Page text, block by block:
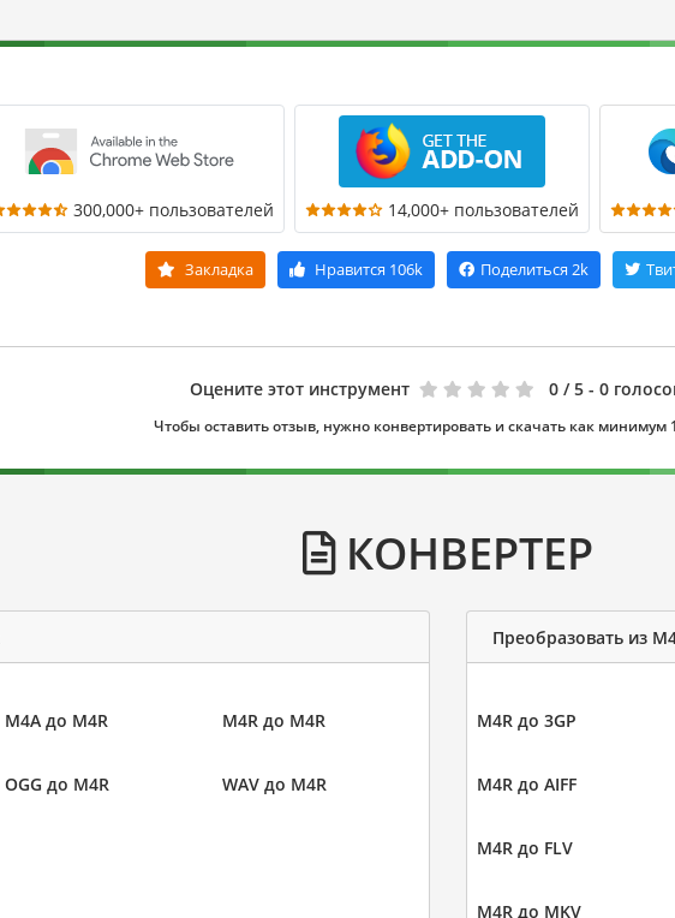
300,000+ пользователей 14,000+ пользователей
Закладка Нравится 106k Поделиться 2k
Оцените этот инструмент 0 / 5 - 0
Чтобы оставить отзыв, нужно конвертировать и скачать как минимум
КОНВЕРТЕР
M4A до M4R M4R до M4R
OGG до M4R WAV до M4R
Преобразовать из
M4R до 3GP
M4R до AIFF
M4R до FLV
M4R до MKV